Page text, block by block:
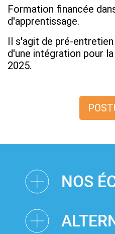
Formation financée
d'apprentissage.
Il s'agit de pré-
d'une intégration pour
2025.
NOS